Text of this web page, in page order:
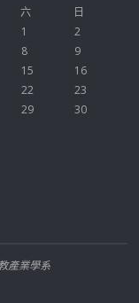
六
日
1
2
8
9
15
16
22
23
29
30
產業學系